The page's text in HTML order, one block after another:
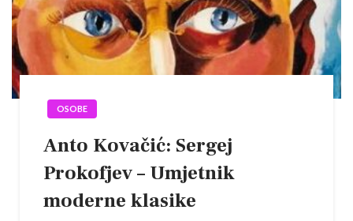
OSOBE
Anto Kovačić: Sergej
Prokofjev – Umjetnik
moderne klasike